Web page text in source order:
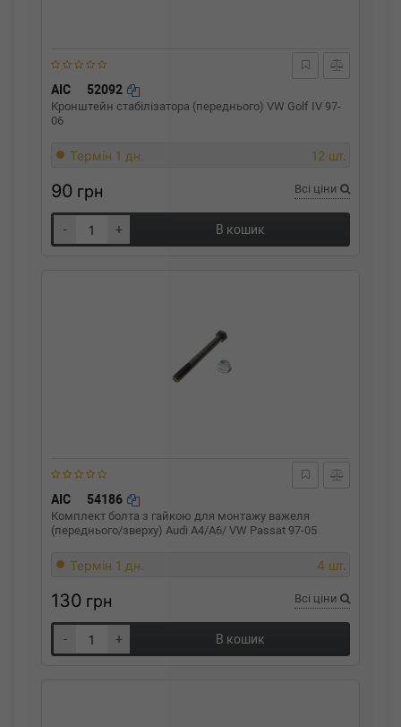
AIC 52092
Кронштейн стабілізатора (переднього) VW Golf IV 97-
06
Термін 1 дн. 12 шт.
90 грн Всі ціни
- + В кошик
AIC 54186
Комплект болта з гайкою для монтажу важеля
(переднього/зверху) Audi A4/A6/ VW Passat 97-05
Термін 1 дн. 4 шт.
130 грн Всі ціни
- + В кошик